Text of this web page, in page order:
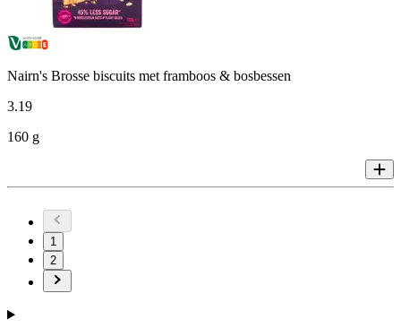
Nairn's Brosse biscuits met framboos & bosbessen
3.19
160 g
1
2